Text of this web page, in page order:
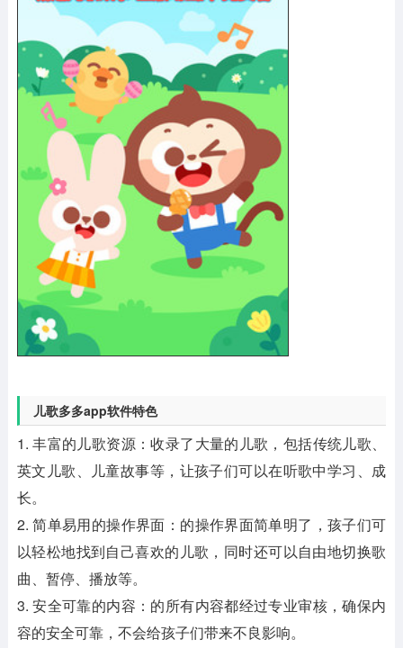
儿歌多多app软件特色
1. 丰富的儿歌资源：收录了大量的儿歌，包括传统儿歌、
英文儿歌、儿童故事等，让孩子们可以在听歌中学习、成
长。
2. 简单易用的操作界面：的操作界面简单明了，孩子们可
以轻松地找到自己喜欢的儿歌，同时还可以自由地切换歌
曲、暂停、播放等。
3. 安全可靠的内容：的所有内容都经过专业审核，确保内
容的安全可靠，不会给孩子们带来不良影响。